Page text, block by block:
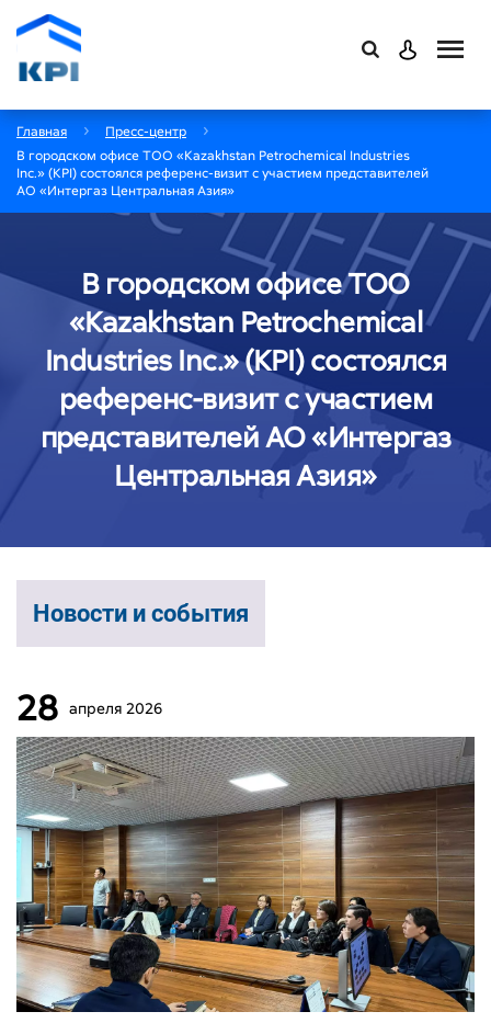
Главная
Пресс-центр
В городском офисе ТОО «Kazakhstan Petrochemical Industries
Inc.» (KPI) состоялся референс-визит с участием представителей
АО «Интергаз Центральная Азия»
В городском офисе ТОО
«Kazakhstan Petrochemical
Industries Inc.» (KPI) состоялся
референс-визит с участием
представителей АО «Интергаз
Центральная Азия»
Новости и события
28 апреля 2026